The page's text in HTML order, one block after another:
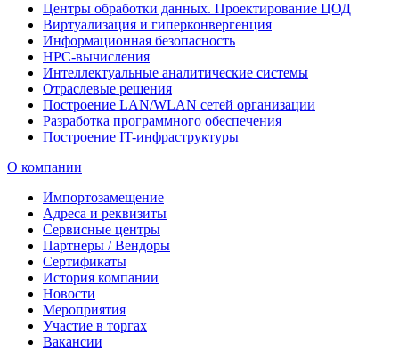
Центры обработки данных. Проектирование ЦОД
Виртуализация и гиперконвергенция
Информационная безопасность
HPC-вычисления
Интеллектуальные аналитические системы
Отраслевые решения
Построение LAN/WLAN сетей организации
Разработка программного обеспечения
Построение IT-инфраструктуры
О компании
Импортозамещение
Адреса и реквизиты
Сервисные центры
Партнеры / Вендоры
Сертификаты
История компании
Новости
Мероприятия
Участие в торгах
Вакансии